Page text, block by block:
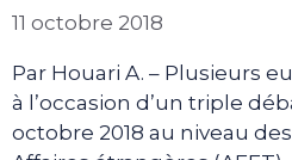
11 octobre 2018
Par Houari A. – Plusieurs
à l’occasion d’un triple
octobre 2018 au niveau